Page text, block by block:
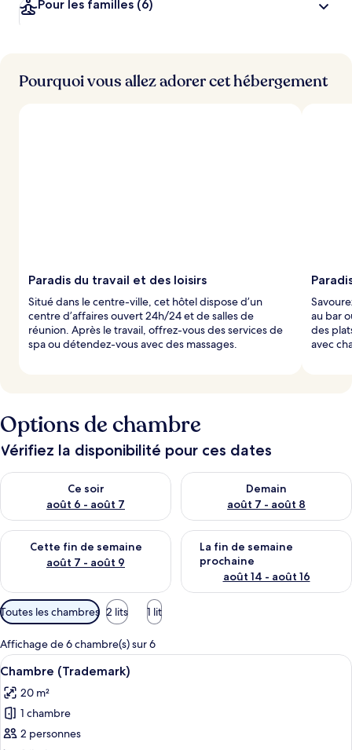
Pour les familles (6)
Pourquoi vous allez adorer cet hébergement
Paradis du travail et des loisirs
Situé dans le centre-ville, cet hôtel dispose d’un
centre d’affaires ouvert 24h/24 et de salles de
réunion. Après le travail, offrez-vous des services de
spa ou détendez-vous avec des massages.
au bar
des
avec
Options de chambre
Vérifiez la disponibilité pour ces dates
Ce soir
août 6 - août 7
Vérifier la disponibilité pour ce soir août 6 - août 7
Demain
août 7 - août 8
Vérifier la disponibilité pour
Cette fin de semaine
août 7 - août 9
Vérifier la disponibilité pour cette fin de semaine août 7 -
La fin de semaine
prochaine
août 14 - août 16
Vérifier la disponibilité pour
Filtres
disponibles
pour
les
chambres
Toutes les chambres 2 lits 1 lit
Affichage de 6 chambre(s) sur 6
Afficher
toutes
les
photos
pour
Une chambre d’hôtel avec deux lits,
6
Chambre (Trademark)
20 m²
1 chambre
2 personnes